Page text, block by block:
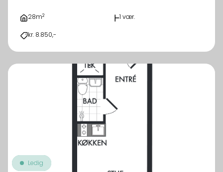
28m2 1 vær.
kr. 8.850,-
Ledig